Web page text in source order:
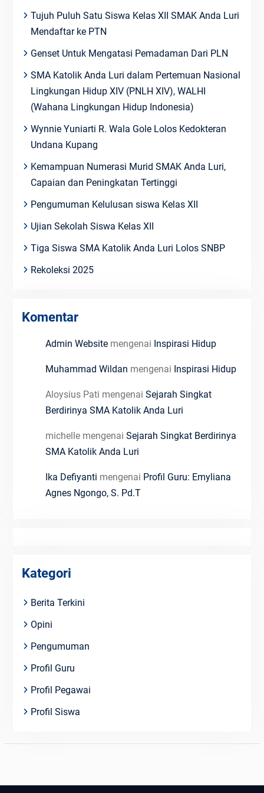
Tujuh Puluh Satu Siswa Kelas XII SMAK Anda Luri
Mendaftar ke PTN
Genset Untuk Mengatasi Pemadaman Dari PLN
SMA Katolik Anda Luri dalam Pertemuan Nasional
Lingkungan Hidup XIV (PNLH XIV), WALHI
(Wahana Lingkungan Hidup Indonesia)
Wynnie Yuniarti R. Wala Gole Lolos Kedokteran
Undana Kupang
Kemampuan Numerasi Murid SMAK Anda Luri,
Capaian dan Peningkatan Tertinggi
Pengumuman Kelulusan siswa Kelas XII
Ujian Sekolah Siswa Kelas XII
Tiga Siswa SMA Katolik Anda Luri Lolos SNBP
Rekoleksi 2025
Komentar
Admin Websitemengenai Inspirasi Hidup
Muhammad Wildan mengenai Inspirasi Hidup
Aloysius Pati mengenai Sejarah Singkat
Berdirinya SMA Katolik Anda Luri
michellemengenai Sejarah Singkat Berdirinya
SMA Katolik Anda Luri
Ika Defiyanti mengenai Profil Guru: Emyliana
Agnes Ngongo, S. Pd.T
Kategori
Berita Terkini
Opini
Pengumuman
Profil Guru
Profil Pegawai
Profil Siswa